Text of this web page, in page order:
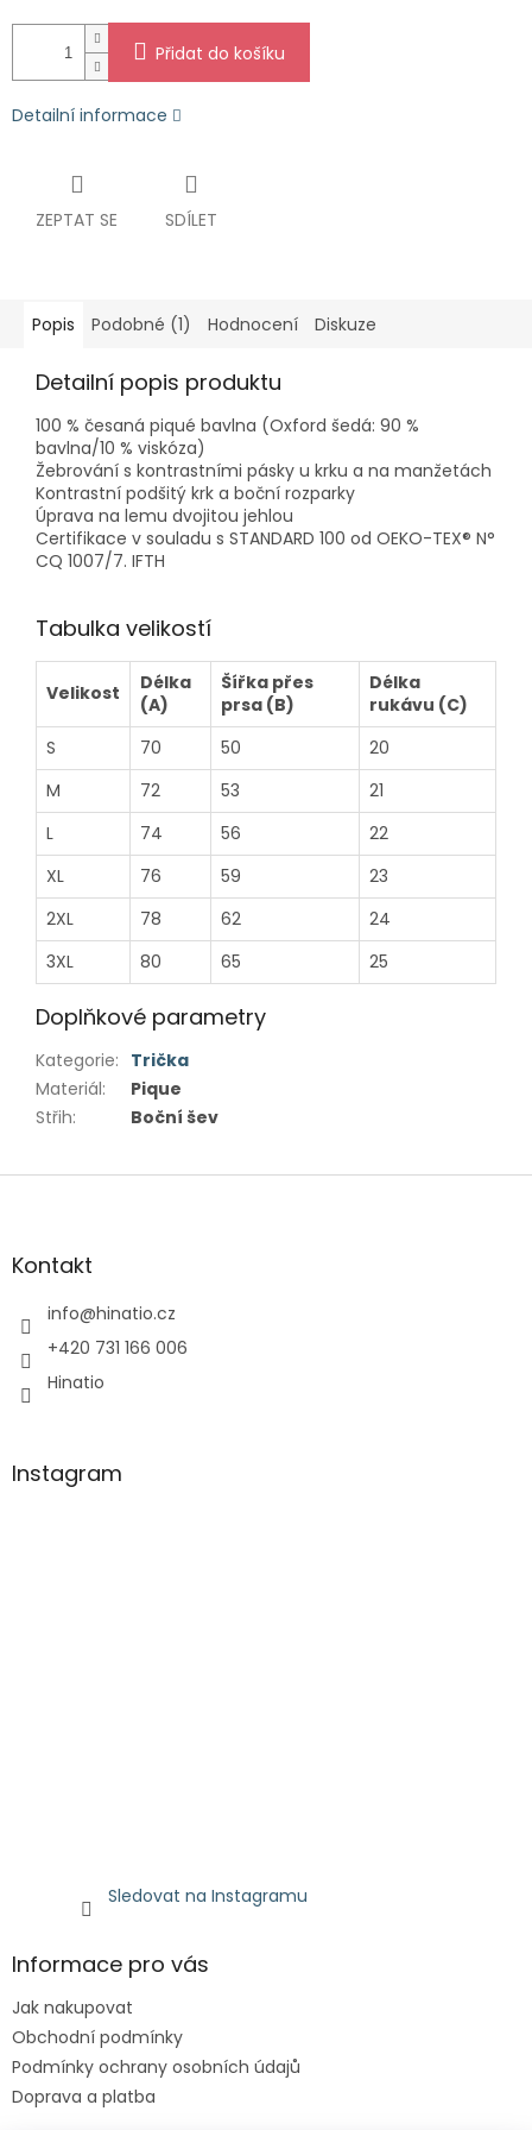
Přidat do košíku
Detailní informace
ZEPTAT SE SDÍLET
Popis Podobné (1) Hodnocení Diskuze
Detailní popis produktu
100 % česaná piqué bavlna (Oxford šedá: 90 %
bavlna/10 % viskóza)
Žebrování s kontrastními pásky u krku a na manžetách
Kontrastní podšitý krk a boční rozparky
Úprava na lemu dvojitou jehlou
Certifikace v souladu s STANDARD 100 od OEKO-TEX® N°
CQ 1007/7. IFTH
Tabulka velikostí
Velikost
Délka
(A)
Šířka přes
prsa (B)
Délka
rukávu (C)
S
70 50
20
M
72 53
21
L
74 56
22
XL
76 59
23
2XL
78 62
24
3XL
80 65 25
Doplňkové parametry
Kategorie: Trička
Materiál:
Pique
Střih: Boční šev
Z
aKontakt
info@hinatio.cz
+420 731 166 006
Hinatio
Instagram
Sledovat na Instagramu
Informace pro vás
Jak nakupovat
Obchodní podmínky
Podmínky ochrany osobních údajů
Doprava a platba